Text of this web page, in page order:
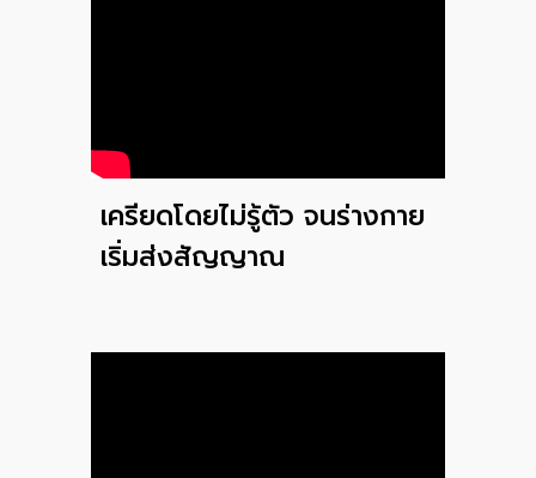
เครียดโดยไม่รู้ตัว จนร่างกาย
เริ่มส่งสัญญาณ